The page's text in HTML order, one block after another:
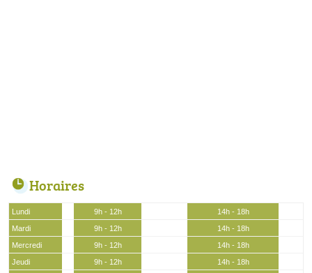
Horaires
Lundi 9h - 12h
14h - 18h
Mardi
9h - 12h
14h - 18h
Mercredi
9h - 12h
14h - 18h
Jeudi
9h - 12h
14h - 18h